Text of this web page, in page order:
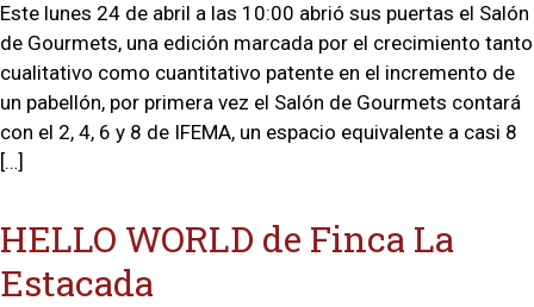
Este lunes 24 de abril a las 10:00 abrió sus puertas el Salón
de Gourmets, una edición marcada por el crecimiento tanto
cualitativo como cuantitativo patente en el incremento de
un pabellón, por primera vez el Salón de Gourmets contará
con el 2, 4, 6 y 8 de IFEMA, un espacio equivalente a casi 8
[…]
HELLO WORLD de Finca La
Estacada